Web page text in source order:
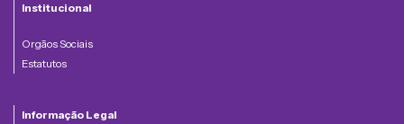
Institucional
Orgãos Sociais
Estatutos
Informação Legal